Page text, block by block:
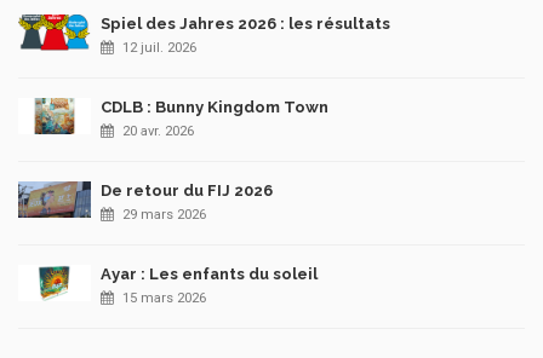
Spiel des Jahres 2026 : les résultats
12 juil. 2026
CDLB : Bunny Kingdom Town
20 avr. 2026
De retour du FIJ 2026
29 mars 2026
Ayar : Les enfants du soleil
15 mars 2026